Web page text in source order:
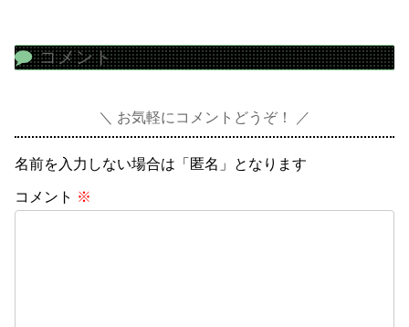
コメント
お気軽にコメントどうぞ！
名前を入力しない場合は「匿名」となります
コメント ※